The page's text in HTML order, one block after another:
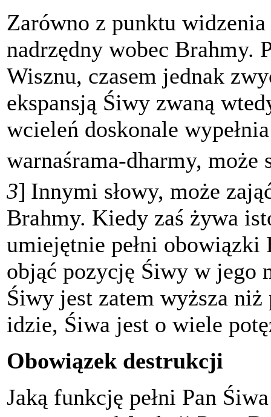
Zarówno z punktu
nadrzędny wobec Brahmy.
Wisznu, czasem jednak
ekspansją Śiwy zwaną
wcieleń doskonale
warnaśrama-dharmy, może
3] Innymi słowy, może
Brahmy. Kiedy zaś żywa
umiejętnie pełni
objąć pozycję Śiwy w jego
Śiwy jest zatem wyższa
idzie, Śiwa jest o wiele
Obowiązek destrukcji
Jaką funkcję pełni Pan